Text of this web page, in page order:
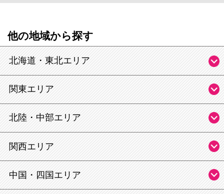
他の地域から探す
北海道・東北エリア
関東エリア
北陸・中部エリア
関西エリア
中国・四国エリア